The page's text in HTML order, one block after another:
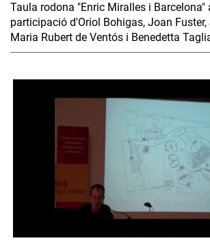
Taula rodona "Enric Miralles i Barcelona"
participació d'Oriol Bohigas, Joan Fuster,
Maria Rubert de Ventós i Benedetta